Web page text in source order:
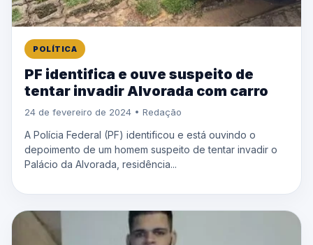
POLÍTICA
PF identifica e ouve suspeito de
tentar invadir Alvorada com carro
24 de fevereiro de 2024 • Redação
A Polícia Federal (PF) identificou e está ouvindo o
depoimento de um homem suspeito de tentar invadir o
Palácio da Alvorada, residência...